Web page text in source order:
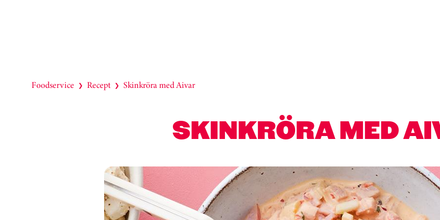
Foodservice ❯ Recept ❯ Skinkröra med Aivar
SKINKRÖRA MED